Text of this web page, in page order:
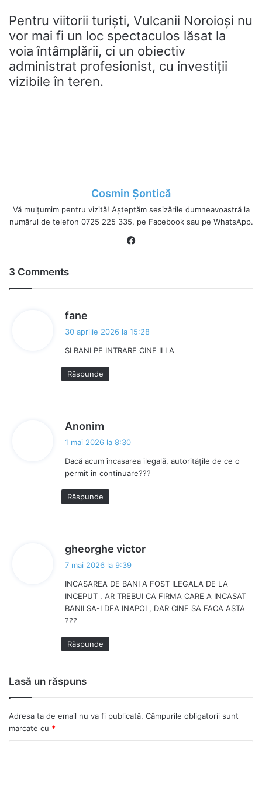
Pentru viitorii turiști, Vulcanii Noroioși nu
vor mai fi un loc spectaculos lăsat la
voia întâmplării, ci un obiectiv
administrat profesionist, cu investiții
vizibile în teren.
Cosmin Șontică
Vă mulțumim pentru vizită! Așteptăm sesizările dumneavoastră la
numărul de telefon 0725 225 335, pe Facebook sau pe WhatsApp.
3 Comments
fane
n
e
:
30 aprilie 2026 la 15:28
SI BANI PE INTRARE CINE II I A
Răspunde
Anonim
n
e
:
1 mai 2026 la 8:30
Dacă acum încasarea ilegală, autoritățile de ce o
permit în continuare???
Răspunde
gheorghe victor
n
e
:
7 mai 2026 la 9:39
INCASAREA DE BANI A FOST ILEGALA DE LA
INCEPUT , AR TREBUI CA FIRMA CARE A INCASAT
BANII SA-I DEA INAPOI , DAR CINE SA FACA ASTA
???
Răspunde
Lasă un răspuns
Adresa ta de email nu va fi publicată. Câmpurile obligatorii sunt
marcate cu *